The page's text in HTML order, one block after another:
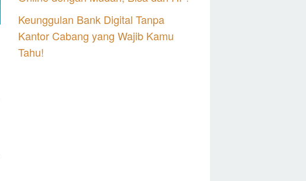
Keunggulan Bank Digital Tanpa
Kantor Cabang yang Wajib Kamu
Tahu!